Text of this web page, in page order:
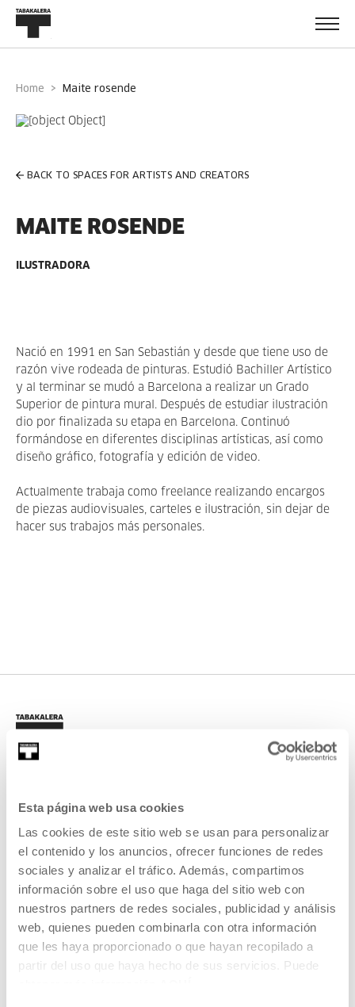
Esta página web usa cookies
Las cookies de este sitio web se usan para personalizar
el contenido y los anuncios, ofrecer funciones de redes
sociales y analizar el tráfico. Además, compartimos
información sobre el uso que haga del sitio web con
nuestros partners de redes sociales, publicidad y análisis
web, quienes pueden combinarla con otra información
que les haya proporcionado o que hayan recopilado a
partir del uso que haya hecho de sus servicios. Puede
Home maite rosende
BACK TO SPACES FOR ARTISTS AND CREATORS
MAITE ROSENDE
ILUSTRADORA
Nació en 1991 en San Sebastián y desde que tiene uso de
razón vive rodeada de pinturas. Estudió Bachiller Artístico
y al terminar se mudó a Barcelona a realizar un Grado
Superior de pintura mural. Después de estudiar ilustración
dio por finalizada su etapa en Barcelona. Continuó
formándose en diferentes disciplinas artísticas, así como
diseño gráfico, fotografía y edición de video.
Actualmente trabaja como freelance realizando encargos
de piezas audiovisuales, carteles e ilustración, sin dejar de
hacer sus trabajos más personales.
UPCOMING EVENTS
VISIT US
CONTACT AND OPENING TIMES
GETTING HERE
GUIDED TOURS